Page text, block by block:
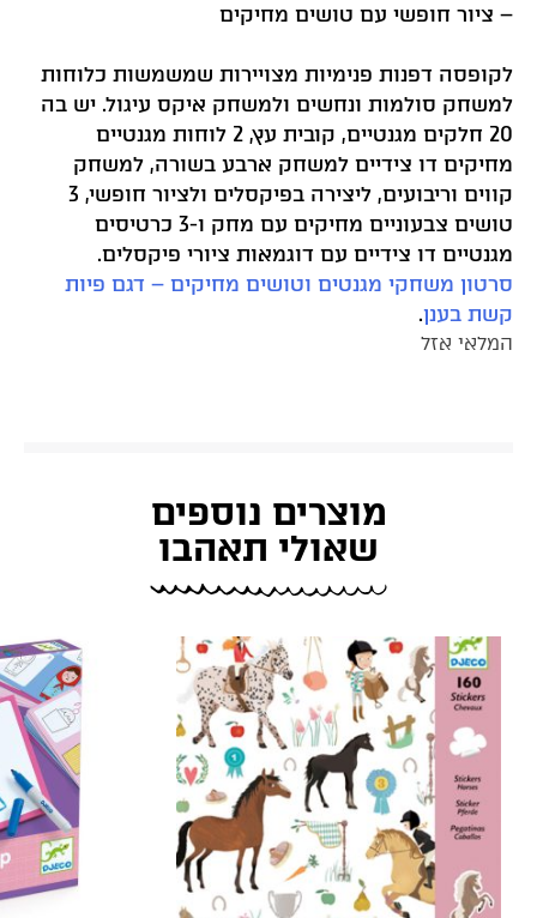
– ציור חופשי עם טושים מחיקים
לקופסה דפנות פנימיות מצויירות שמשמשות כלוחות
למשחק סולמות ונחשים ולמשחק איקס עיגול. יש בה
20 חלקים מגנטיים, קובית עץ, 2 לוחות מגנטיים
מחיקים דו צידיים למשחק ארבע בשורה, למשחק
קווים וריבועים, ליצירה בפיקסלים ולציור חופשי, 3
טושים צבעוניים מחיקים עם מחק ו-3 כרטיסים
מגנטיים דו צידיים עם דוגמאות ציורי פיקסלים.
סרטון משחקי מגנטים וטושים מחיקים – דגם פיות
קשת בענן.
המלאי אזל
מוצרים נוספים
שאולי תאהבו